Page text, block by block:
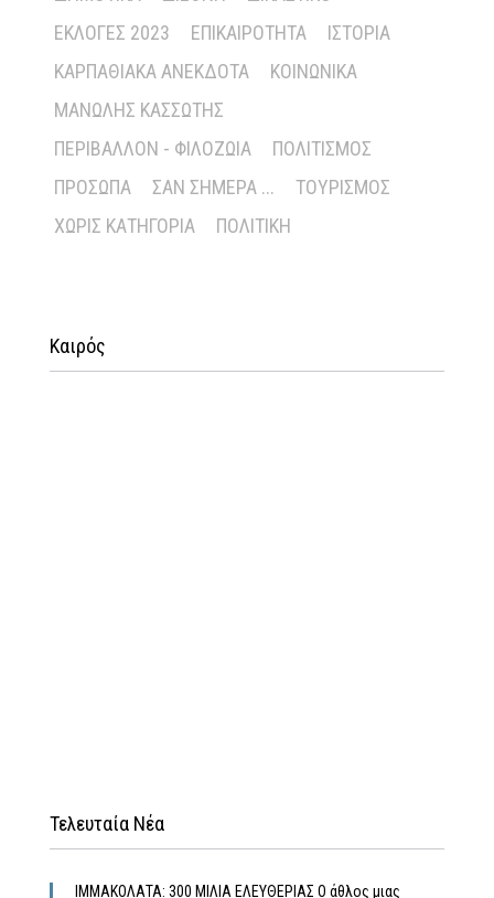
ΕΚΛΟΓΈΣ 2023
ΕΠΙΚΑΙΡΌΤΗΤΑ
ΙΣΤΟΡΊΑ
ΚΑΡΠΑΘΙΑΚΆ ΑΝΈΚΔΟΤΑ
ΚΟΙΝΩΝΙΚΆ
ΜΑΝΏΛΗΣ ΚΑΣΣΏΤΗΣ
ΠΕΡΙΒΆΛΛΟΝ - ΦΙΛΟΖΩΊΑ
ΠΟΛΙΤΙΣΜΌΣ
ΠΡΌΣΩΠΑ
ΣΑΝ ΣΉΜΕΡΑ ...
ΤΟΥΡΙΣΜΌΣ
ΧΩΡΊΣ ΚΑΤΗΓΟΡΊΑ
ΠΟΛΙΤΙΚΉ
Καιρός
Τελευταία Νέα
ΙΜΜΑΚΟΛΑΤΑ: 300 ΜΙΛΙΑ ΕΛΕΥΘΕΡΙΑΣ Ο άθλος μιας